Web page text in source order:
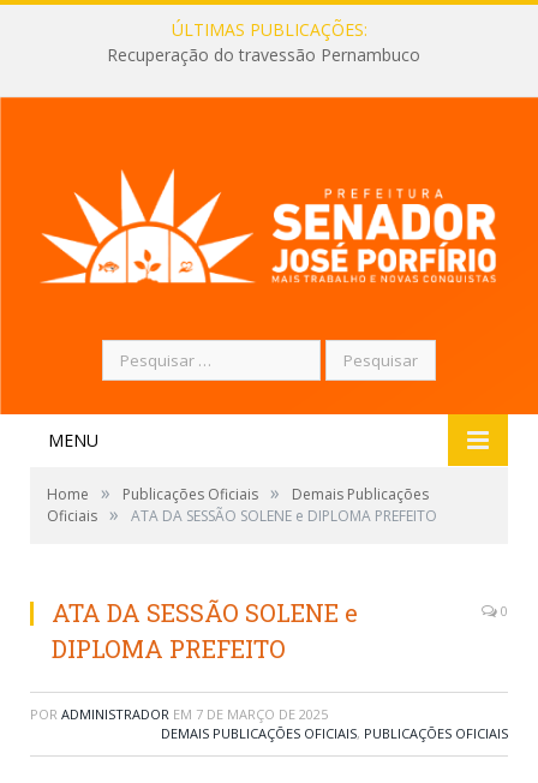
ÚLTIMAS PUBLICAÇÕES:
Recuperação do travessão Pernambuco
Pesquisar
por:
MENU
Home » Publicações Oficiais »
Demais Publicações
Oficiais » ATA DA SESSÃO SOLENE e DIPLOMA PREFEITO
ATA DA SESSÃO SOLENE e
DIPLOMA PREFEITO
0
POR ADMINISTRADOR EM 7 DE MARÇO DE 2025
DEMAIS PUBLICAÇÕES OFICIAIS, PUBLICAÇÕES OFICIAIS